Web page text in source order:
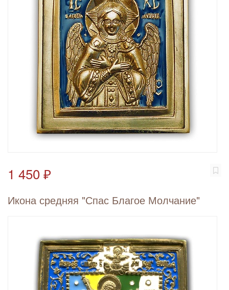
1 450 ₽
Икона средняя "Спас Благое Молчание"